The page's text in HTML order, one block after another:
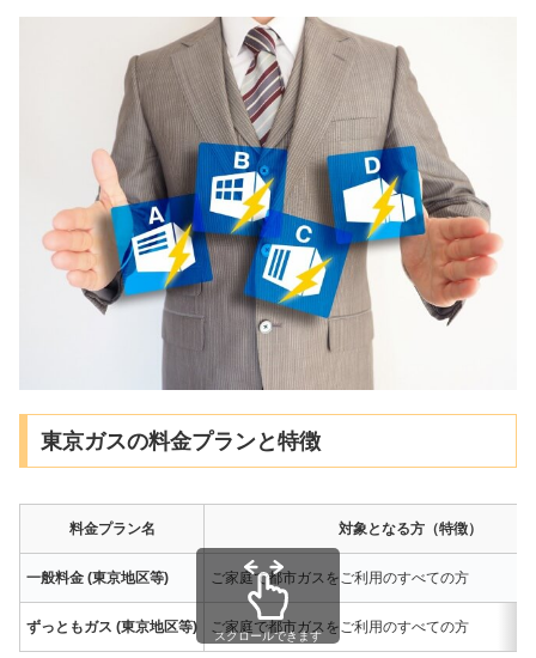
東京ガスの料金プランと特徴
料金プラン名 対象となる方（特徴）
一般料金 (東京地区等) ご家庭で都市ガスをご利用のすべての方
ずっともガス (東京地区等) ご家庭で都市ガスをご利用のすべての方
スクロールできます